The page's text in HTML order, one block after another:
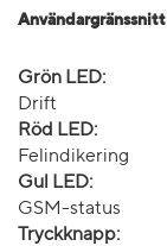
Användargränssnitt
Grön LED:
Drift
Röd LED:
Felindikering
Gul LED:
GSM-status
Tryckknapp: